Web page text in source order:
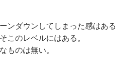
ンダウンしてしまった感はある
このレベルにはある。
ものは無い。